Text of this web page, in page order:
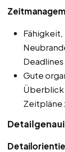
Gute
Überblick
Zeitpläne